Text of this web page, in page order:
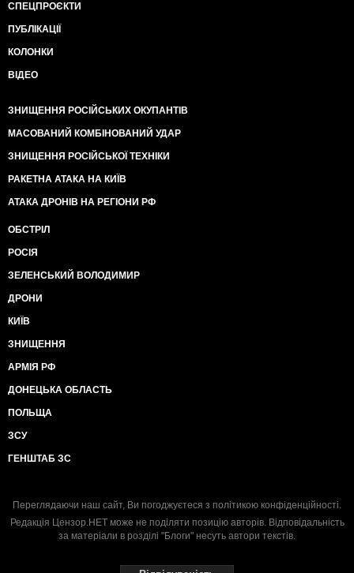
СПЕЦПРОЄКТИ
ПУБЛІКАЦІЇ
КОЛОНКИ
ВІДЕО
ЗНИЩЕННЯ РОСІЙСЬКИХ ОКУПАНТІВ
МАСОВАНИЙ КОМБІНОВАНИЙ УДАР
ЗНИЩЕННЯ РОСІЙСЬКОЇ ТЕХНІКИ
РАКЕТНА АТАКА НА КИЇВ
АТАКА ДРОНІВ НА РЕГІОНИ РФ
ОБСТРІЛ
РОСІЯ
ЗЕЛЕНСЬКИЙ ВОЛОДИМИР
ДРОНИ
КИЇВ
ЗНИЩЕННЯ
АРМІЯ РФ
ДОНЕЦЬКА ОБЛАСТЬ
ПОЛЬЩА
ЗСУ
ГЕНШТАБ ЗС
Переглядаючи наш сайт, Ви погоджуєтеся з політикою конфіденційності.
Редакція Цензор.НЕТ може не поділяти позицію авторів. Відповідальність
за матеріали в розділі "Блоги" несуть автори текстів.